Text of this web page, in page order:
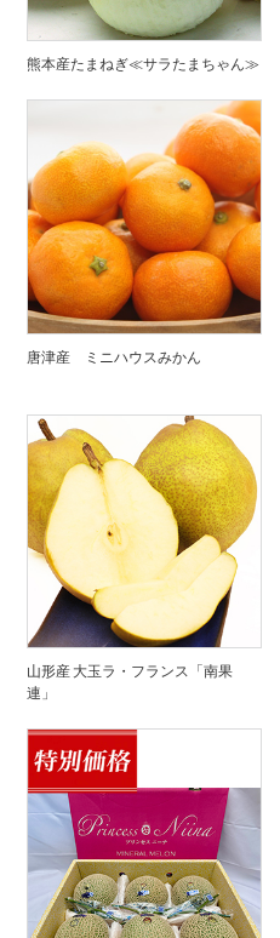
熊本産たまねぎ≪サラたまちゃん≫
唐津産 ミニハウスみかん
山形産 大玉ラ・フランス「南果
連」